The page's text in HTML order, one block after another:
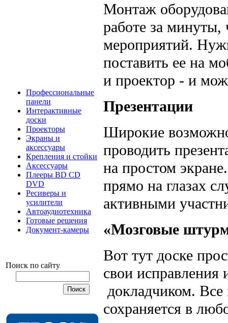
Профессиональные
панели
Интерактивные
доски
Проекторы
Экраны и
аксессуары
Крепления и стойки
Аксессуары
Плееры BD CD
DVD
Ресиверы и
усилители
Автоаудиотехника
Готовые решения
Документ-камеры
Поиск по сайту
Монтаж
работе за минуты,
мероприятий.
поставить ее на
и проектор - и
Презентации
Широкие
проводить
на простом
прямо на глазах
активными
«Мозговые
Вот тут доске
свои исправления
докладчиком. Все
сохраняется в